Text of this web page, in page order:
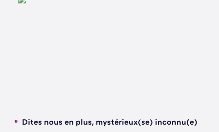
Dites nous en plus, mystérieux(se) inconnu(e)